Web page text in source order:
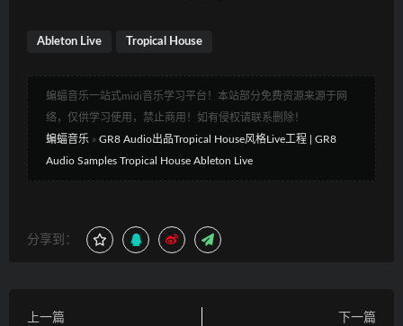
Ableton Live Tropical House
蝙蝠音乐一站式midi音乐学习平台！本站部分免费资源来源于网
络，仅供学习使用，禁止商用！如有侵权请联系删除！
蝙蝠音乐 » GR8 Audio出品Tropical House风格Live工程 | GR8
Audio Samples Tropical House Ableton Live
分享到：
上一篇 下一篇